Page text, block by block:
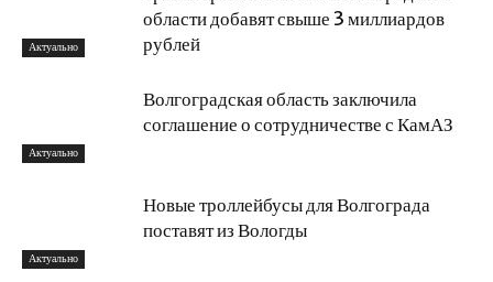
Актуально
области добавят свыше 3 миллиардов
рублей
Актуально
Волгоградская область заключила
соглашение о сотрудничестве с КамАЗ
Актуально
Новые троллейбусы для Волгограда
поставят из Вологды